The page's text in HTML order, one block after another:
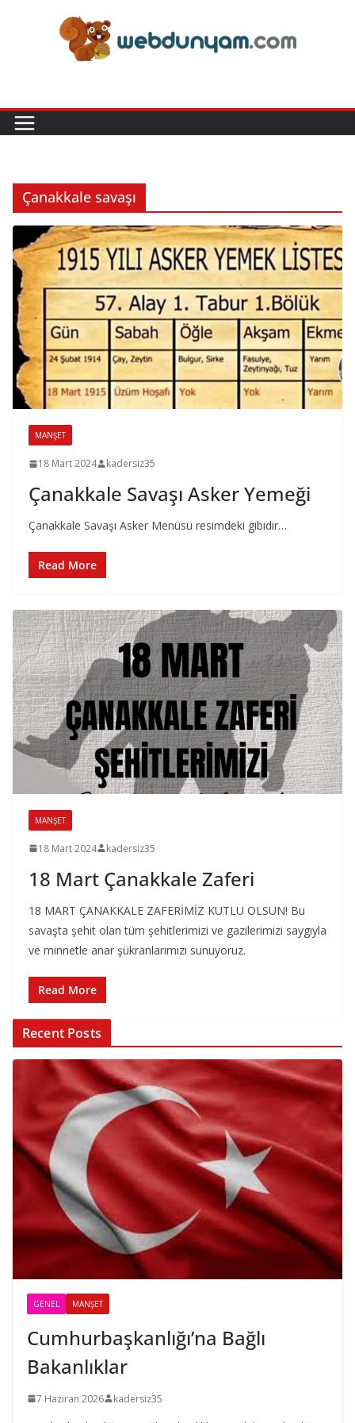
Çanakkale savaşı
MANŞET
18 Mart 2024 kadersiz35
Çanakkale Savaşı Asker Yemeği
Çanakkale Savaşı Asker Menüsü resimdeki gibidir…
Read More
MANŞET
18 Mart 2024 kadersiz35
18 Mart Çanakkale Zaferi
18 MART ÇANAKKALE ZAFERİMİZ KUTLU OLSUN! Bu
savaşta şehit olan tüm şehitlerimizi ve gazilerimizi saygıyla
ve minnetle anar şükranlarımızı sunuyoruz.
Read More
Recent Posts
GENEL MANŞET
Cumhurbaşkanlığı’na Bağlı
Bakanlıklar
7 Haziran 2026 kadersiz35